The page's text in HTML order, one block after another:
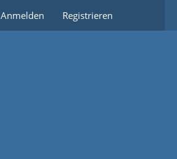
Partnerlinks
Anmelden Registrieren